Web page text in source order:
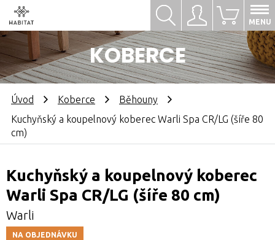
Přihlásit se
KOBERCE
0
MENU
Hledat
Úvod Koberce
Běhouny
Kuchyňský a koupelnový koberec Warli Spa CR/LG (šíře 80
cm)
Kuchyňský a koupelnový koberec
Warli Spa CR/LG (šíře 80 cm)
Warli
NA OBJEDNÁVKU